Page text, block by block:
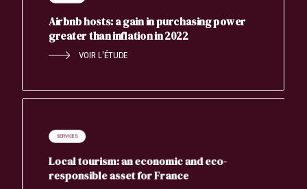
Airbnb hosts: a gain in purchasing power
greater than inflation in 2022
VOIR L'ÉTUDE
SERVICES
Local tourism: an economic and eco-
responsible asset for France